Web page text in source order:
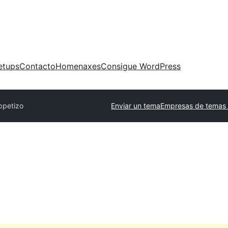
ContactoHomenaxesConsigue WordPress
Enviar un temaEmpresas de